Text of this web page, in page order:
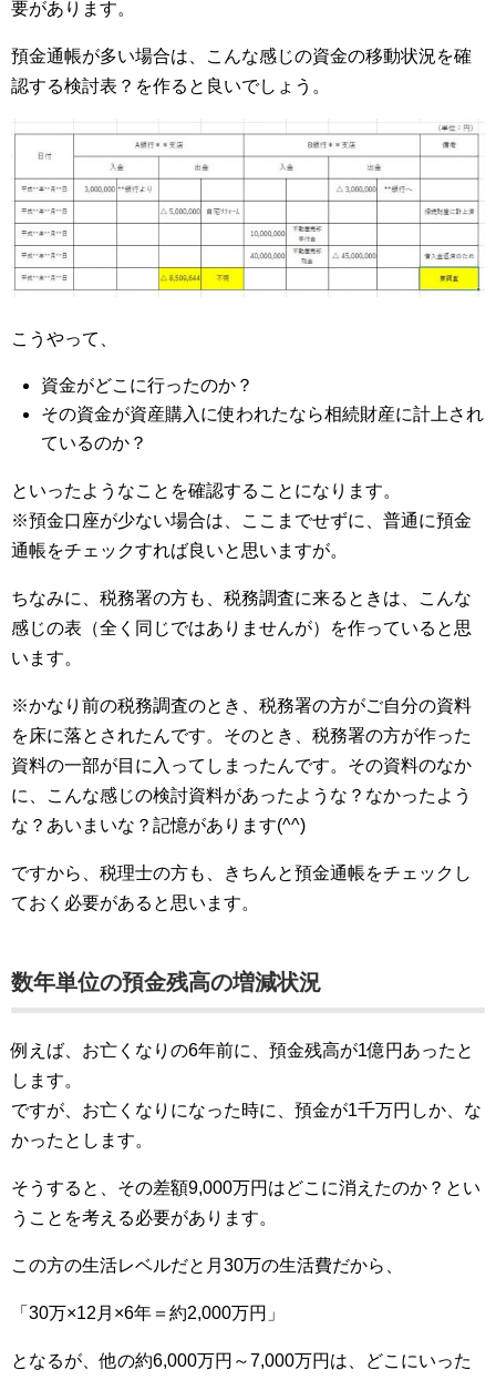
要があります。
預金通帳が多い場合は、こんな感じの資金の移動状況を確
認する検討表？を作ると良いでしょう。
こうやって、
資金がどこに行ったのか？
その資金が資産購入に使われたなら相続財産に計上され
ているのか？
といったようなことを確認することになります。
※預金口座が少ない場合は、ここまでせずに、普通に預金
通帳をチェックすれば良いと思いますが。
ちなみに、税務署の方も、税務調査に来るときは、こんな
感じの表（全く同じではありませんが）を作っていると思
います。
※かなり前の税務調査のとき、税務署の方がご自分の資料
を床に落とされたんです。そのとき、税務署の方が作った
資料の一部が目に入ってしまったんです。その資料のなか
に、こんな感じの検討資料があったような？なかったよう
な？あいまいな？記憶があります(^^)
ですから、税理士の方も、きちんと預金通帳をチェックし
ておく必要があると思います。
数年単位の預金残高の増減状況
例えば、お亡くなりの6年前に、預金残高が1億円あったと
します。
ですが、お亡くなりになった時に、預金が1千万円しか、な
かったとします。
そうすると、その差額9,000万円はどこに消えたのか？とい
うことを考える必要があります。
この方の生活レベルだと月30万の生活費だから、
「30万×12月×6年＝約2,000万円」
となるが、他の約6,000万円～7,000万円は、どこにいった